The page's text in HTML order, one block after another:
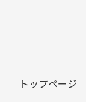
トップページ